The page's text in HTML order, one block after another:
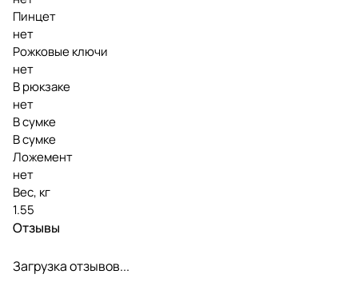
Пинцет
нет
Рожковые ключи
нет
В рюкзаке
нет
В сумке
В сумке
Ложемент
нет
Вес, кг
1.55
Отзывы
Загрузка отзывов...